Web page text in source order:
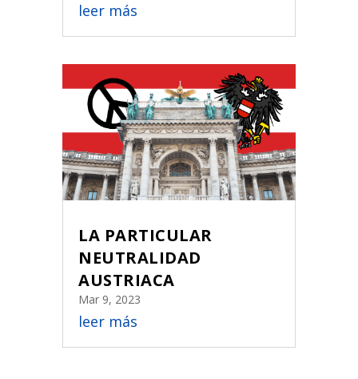
leer más
LA PARTICULAR
NEUTRALIDAD
AUSTRIACA
Mar 9, 2023
leer más